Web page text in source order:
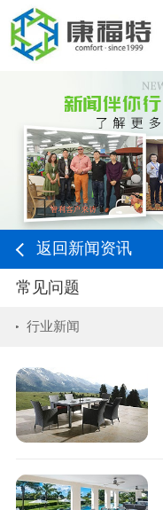
返回新闻资讯
常见问题
行业新闻